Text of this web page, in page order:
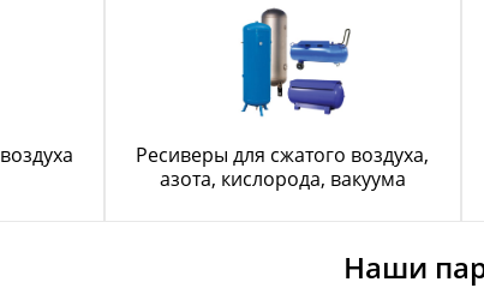
Ресиверы для сжатого воздуха,
азота, кислорода, вакуума
Наши